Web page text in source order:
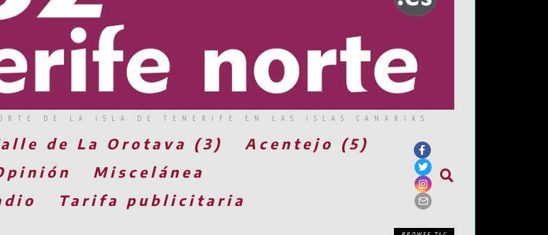
DE LA ISLA DE TENERIFE EN LAS ISLAS CANARIAS
de La Orotava (3)
Acentejo (5)
Miscelánea
Tarifa publicitaria